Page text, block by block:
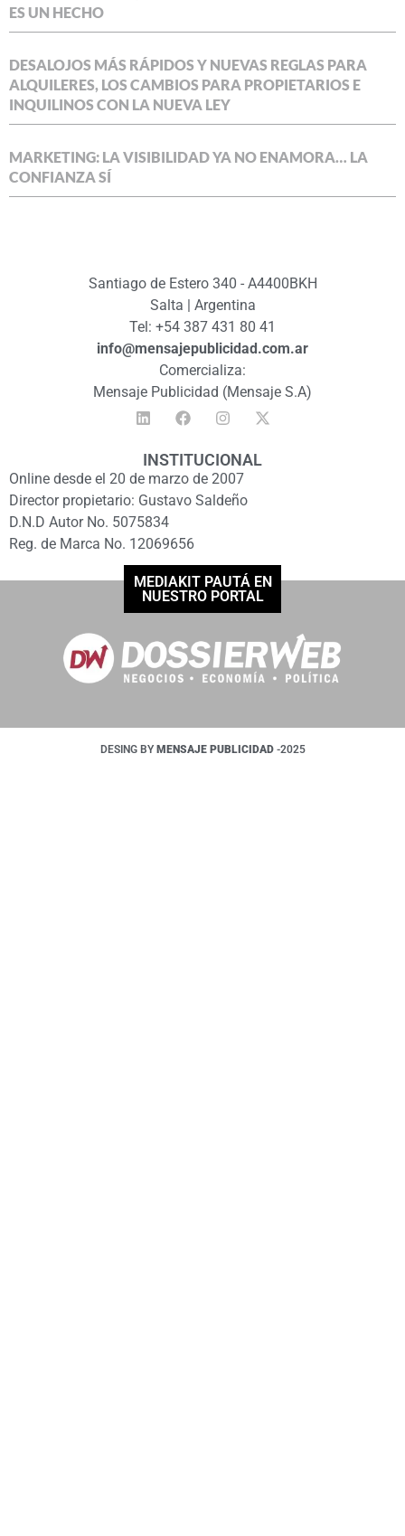
ES UN HECHO
DESALOJOS MÁS RÁPIDOS Y NUEVAS REGLAS PARA
ALQUILERES, LOS CAMBIOS PARA PROPIETARIOS E
INQUILINOS CON LA NUEVA LEY
MARKETING: LA VISIBILIDAD YA NO ENAMORA… LA
CONFIANZA SÍ
Santiago de Estero 340 - A4400BKH
Salta | Argentina
Tel: +54 387 431 80 41
info@mensajepublicidad.com.ar
Comercializa:
Mensaje Publicidad (Mensaje S.A)
INSTITUCIONAL
Online desde el 20 de marzo de 2007
Director propietario: Gustavo Saldeño
D.N.D Autor No. 5075834
Reg. de Marca No. 12069656
MEDIAKIT PAUTÁ EN
NUESTRO PORTAL
DESING BY MENSAJE PUBLICIDAD -2025